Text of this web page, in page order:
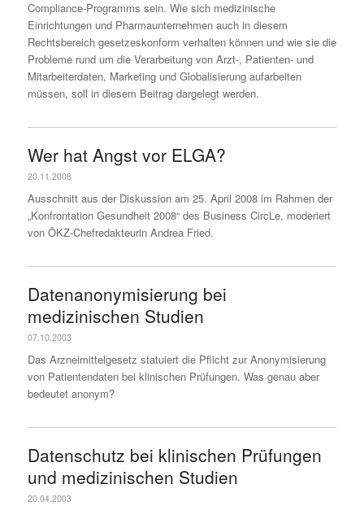
Compliance-Programms sein. Wie sich medizinische
Einrichtungen und Pharmaunternehmen auch in diesem
Rechtsbereich gesetzeskonform verhalten können und wie sie die
Probleme rund um die Verarbeitung von Arzt-, Patienten- und
Mitarbeiterdaten, Marketing und Globalisierung aufarbeiten
müssen, soll in diesem Beitrag dargelegt werden.
Wer hat Angst vor ELGA?
20.11.2008
Ausschnitt aus der Diskussion am 25. April 2008 im Rahmen der
„Konfrontation Gesundheit 2008“ des Business CircLe, moderiert
von ÖKZ-Chefredakteurin Andrea Fried.
Datenanonymisierung bei
medizinischen Studien
07.10.2003
Das Arzneimittelgesetz statuiert die Pflicht zur Anonymisierung
von Patientendaten bei klinischen Prüfungen. Was genau aber
bedeutet anonym?
Datenschutz bei klinischen Prüfungen
und medizinischen Studien
20.04.2003